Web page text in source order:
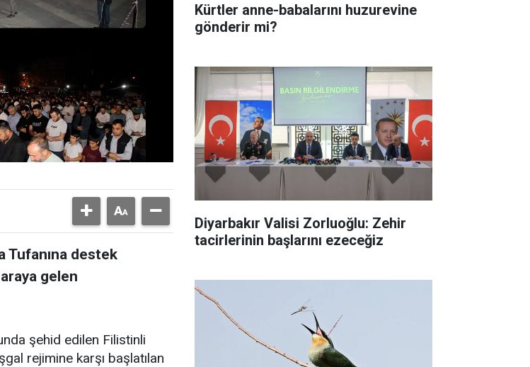
Tufanına destek
gelen
şehid edilen Filistinli
rejimine karşı başlatılan
Kürtler anne-babalarını huzurevine
gönderir mi?
Diyarbakır Valisi Zorluoğlu: Zehir
tacirlerinin başlarını ezeceğiz